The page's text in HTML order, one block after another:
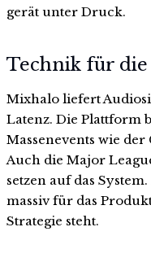
gerät unter Druck.
Technik für
Mixhalo liefert
Latenz. Die Plattform
Massenevents wie
Auch die Major
setzen auf das
massiv für das
Strategie steht.